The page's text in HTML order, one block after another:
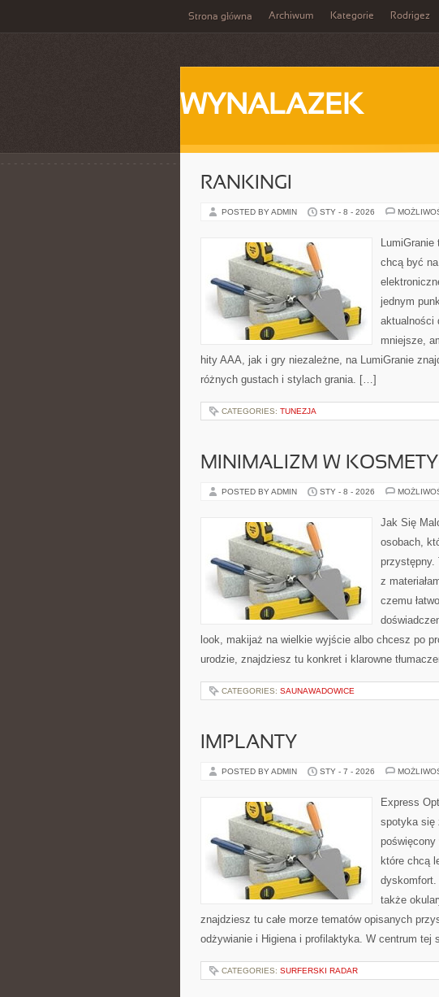
Strona główna Archiwum Kategorie Rodrigez
WYNALAZEK
RANKINGI
POSTED BY ADMIN STY - 8 - 2026
chcą być
jednym
aktualności
mniejsze,
hity AAA, jak i gry niezależne, na LumiGranie
różnych gustach i stylach grania. […]
CATEGORIES: TUNEZJA
MINIMALIZM W
POSTED BY ADMIN STY - 8 - 2026
Jak Się
osobach,
przystępny.
z
czemu
look, makijaż na wielkie wyjście albo chcesz po
urodzie, znajdziesz tu konkret i klarowne
CATEGORIES: SAUNAWADOWICE
IMPLANTY
POSTED BY ADMIN STY - 7 - 2026
Express
spotyka się
poświęcony
które chcą
dyskomfort.
także
znajdziesz tu całe morze tematów opisanych
odżywianie i Higiena i profilaktyka. W centrum tej
CATEGORIES: SURFERSKI RADAR